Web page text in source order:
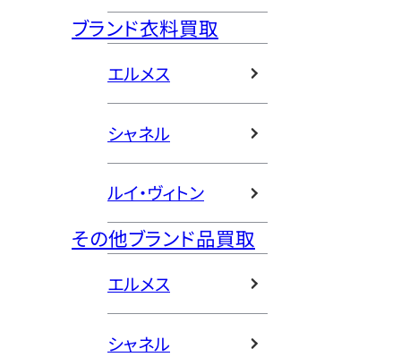
ブランド衣料買取
エルメス
シャネル
ルイ・ヴィトン
その他ブランド品買取
エルメス
シャネル